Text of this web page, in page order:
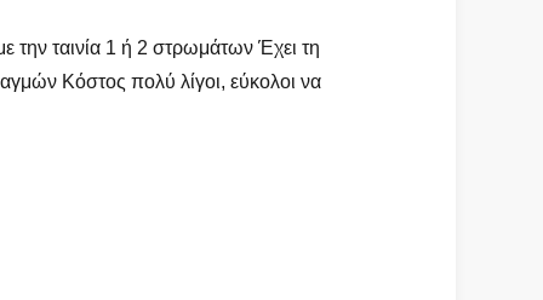
την ταινία 1 ή 2 στρωμάτων Έχει τη
Κόστος πολύ λίγοι, εύκολοι να